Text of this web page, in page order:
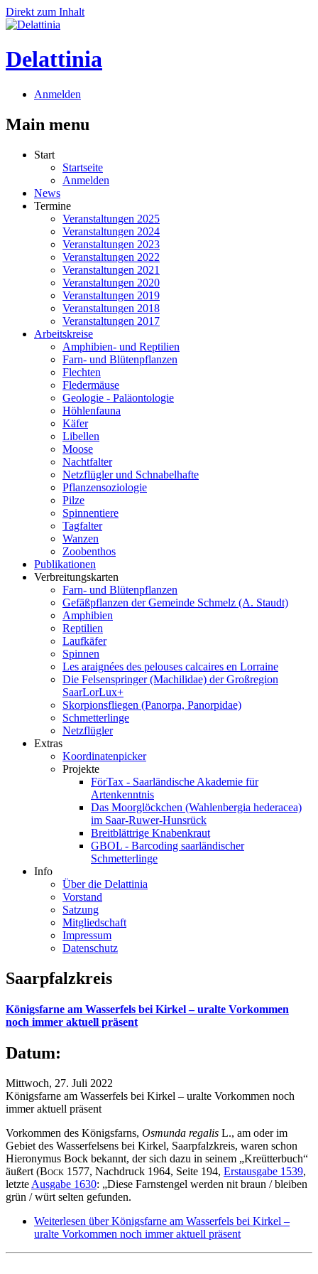
Direkt zum Inhalt
Delattinia
Anmelden
Main menu
Start
Startseite
Anmelden
News
Termine
Veranstaltungen 2025
Veranstaltungen 2024
Veranstaltungen 2023
Veranstaltungen 2022
Veranstaltungen 2021
Veranstaltungen 2020
Veranstaltungen 2019
Veranstaltungen 2018
Veranstaltungen 2017
Arbeitskreise
Amphibien- und Reptilien
Farn- und Blütenpflanzen
Flechten
Fledermäuse
Geologie - Paläontologie
Höhlenfauna
Käfer
Libellen
Moose
Nachtfalter
Netzflügler und Schnabelhafte
Pflanzensoziologie
Pilze
Spinnentiere
Tagfalter
Wanzen
Zoobenthos
Publikationen
Verbreitungskarten
Farn- und Blütenpflanzen
Gefäßpflanzen der Gemeinde Schmelz (A. Staudt)
Amphibien
Reptilien
Laufkäfer
Spinnen
Les araignées des pelouses calcaires en Lorraine
Die Felsenspringer (Machilidae) der Großregion
SaarLorLux+
Skorpionsfliegen (Panorpa, Panorpidae)
Schmetterlinge
Netzflügler
Extras
Koordinatenpicker
Projekte
FörTax - Saarländische Akademie für
Artenkenntnis
Das Moorglöckchen (Wahlenbergia hederacea)
im Saar-Ruwer-Hunsrück
Breitblättrige Knabenkraut
GBOL - Barcoding saarländischer
Schmetterlinge
Info
Über die Delattinia
Vorstand
Satzung
Mitgliedschaft
Impressum
Datenschutz
Saarpfalzkreis
Königsfarne am Wasserfels bei Kirkel – uralte Vorkommen
noch immer aktuell präsent
Datum:
Mittwoch, 27. Juli 2022
Königsfarne am Wasserfels bei Kirkel – uralte Vorkommen noch
immer aktuell präsent
Vorkommen des Königsfarns, Osmunda regalis L., am oder im
Gebiet des Wasserfelsens bei Kirkel, Saarpfalzkreis, waren schon
Hieronymus Bock bekannt, der sich dazu in seinem „Kreütterbuch“
äußert (Bock 1577, Nachdruck 1964, Seite 194, Erstausgabe 1539,
letzte Ausgabe 1630: „Diese Farnstengel werden nit braun / bleiben
grün / würt selten gefunden.
Weiterlesen über Königsfarne am Wasserfels bei Kirkel –
uralte Vorkommen noch immer aktuell präsent